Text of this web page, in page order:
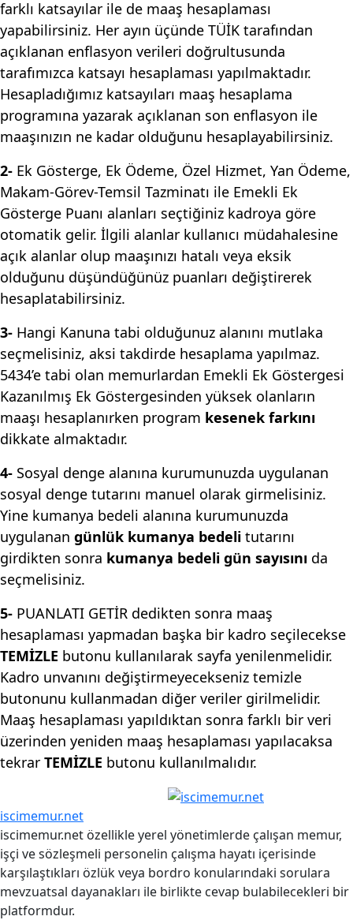
farklı katsayılar ile de maaş hesaplaması
yapabilirsiniz. Her ayın üçünde TÜİK tarafından
açıklanan enflasyon verileri doğrultusunda
tarafımızca katsayı hesaplaması yapılmaktadır.
Hesapladığımız katsayıları maaş hesaplama
programına yazarak açıklanan son enflasyon ile
maaşınızın ne kadar olduğunu hesaplayabilirsiniz.
2- Ek Gösterge, Ek Ödeme, Özel Hizmet, Yan Ödeme,
Makam-Görev-Temsil Tazminatı ile Emekli Ek
Gösterge Puanı alanları seçtiğiniz kadroya göre
otomatik gelir. İlgili alanlar kullanıcı müdahalesine
açık alanlar olup maaşınızı hatalı veya eksik
olduğunu düşündüğünüz puanları değiştirerek
hesaplatabilirsiniz.
3- Hangi Kanuna tabi olduğunuz alanını mutlaka
seçmelisiniz, aksi takdirde hesaplama yapılmaz.
5434’e tabi olan memurlardan Emekli Ek Göstergesi
Kazanılmış Ek Göstergesinden yüksek olanların
maaşı hesaplanırken program kesenek farkını
dikkate almaktadır.
4- Sosyal denge alanına kurumunuzda uygulanan
sosyal denge tutarını manuel olarak girmelisiniz.
Yine kumanya bedeli alanına kurumunuzda
uygulanan günlük kumanya bedeli tutarını
girdikten sonra kumanya bedeli gün sayısını da
seçmelisiniz.
5- PUANLATI GETİR dedikten sonra maaş
hesaplaması yapmadan başka bir kadro seçilecekse
TEMİZLE butonu kullanılarak sayfa yenilenmelidir.
Kadro unvanını değiştirmeyecekseniz temizle
butonunu kullanmadan diğer veriler girilmelidir.
Maaş hesaplaması yapıldıktan sonra farklı bir veri
üzerinden yeniden maaş hesaplaması yapılacaksa
tekrar TEMİZLE butonu kullanılmalıdır.
iscimemur.net
iscimemur.net özellikle yerel yönetimlerde çalışan memur,
işçi ve sözleşmeli personelin çalışma hayatı içerisinde
karşılaştıkları özlük veya bordro konularındaki sorulara
mevzuatsal dayanakları ile birlikte cevap bulabilecekleri bir
platformdur.